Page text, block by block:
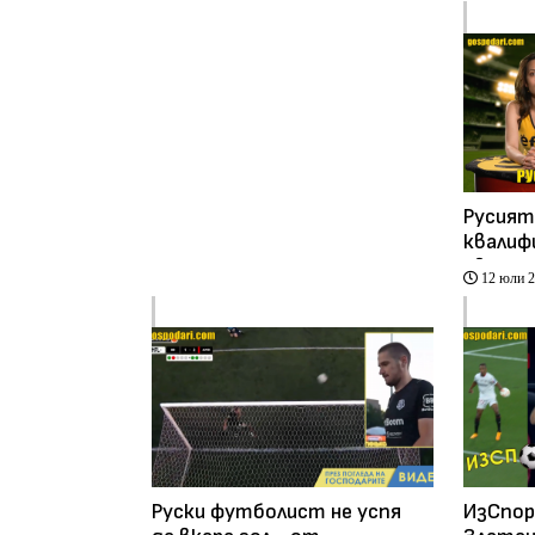
на
12 юли
Руски футболист не успя